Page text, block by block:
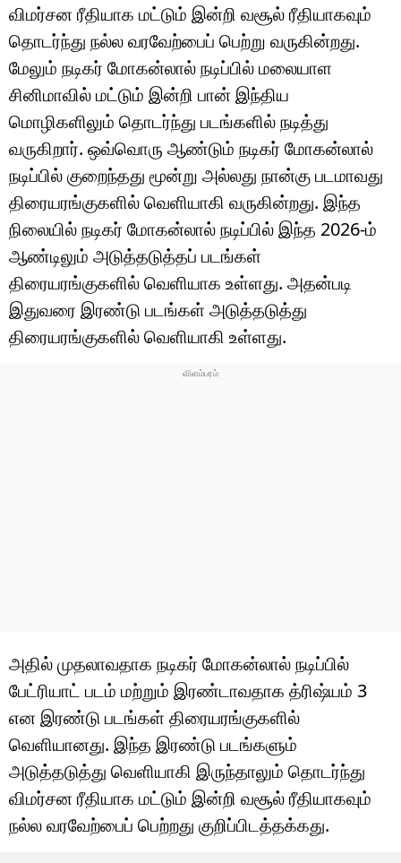
விமர்சன ரீதியாக மட்டும் இன்றி வசூல் ரீதியாகவும்
தொடர்ந்து நல்ல வரவேற்பைப் பெற்று வருகின்றது.
மேலும் நடிகர் மோகன்லால் நடிப்பில் மலையாள
சினிமாவில் மட்டும் இன்றி பான் இந்திய
மொழிகளிலும் தொடர்ந்து படங்களில் நடித்து
வருகிறார். ஒவ்வொரு ஆண்டும் நடிகர் மோகன்லால்
நடிப்பில் குறைந்தது மூன்று அல்லது நான்கு படமாவது
திரையரங்குகளில் வெளியாகி வருகின்றது. இந்த
நிலையில் நடிகர் மோகன்லால் நடிப்பில் இந்த 2026-ம்
ஆண்டிலும் அடுத்தடுத்தப் படங்கள்
திரையரங்குகளில் வெளியாக உள்ளது. அதன்படி
இதுவரை இரண்டு படங்கள் அடுத்தடுத்து
திரையரங்குகளில் வெளியாகி உள்ளது.
அதில் முதலாவதாக நடிகர் மோகன்லால் நடிப்பில்
பேட்ரியாட் படம் மற்றும் இரண்டாவதாக த்ரிஷ்யம் 3
என இரண்டு படங்கள் திரையரங்குகளில்
வெளியானது. இந்த இரண்டு படங்களும்
அடுத்தடுத்து வெளியாகி இருந்தாலும் தொடர்ந்து
விமர்சன ரீதியாக மட்டும் இன்றி வசூல் ரீதியாகவும்
நல்ல வரவேற்பைப் பெற்றது குறிப்பிடத்தக்கது.